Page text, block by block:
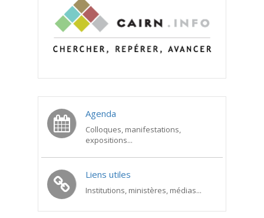
Agenda
Colloques, manifestations,
expositions...
Liens utiles
Institutions, ministères, médias...